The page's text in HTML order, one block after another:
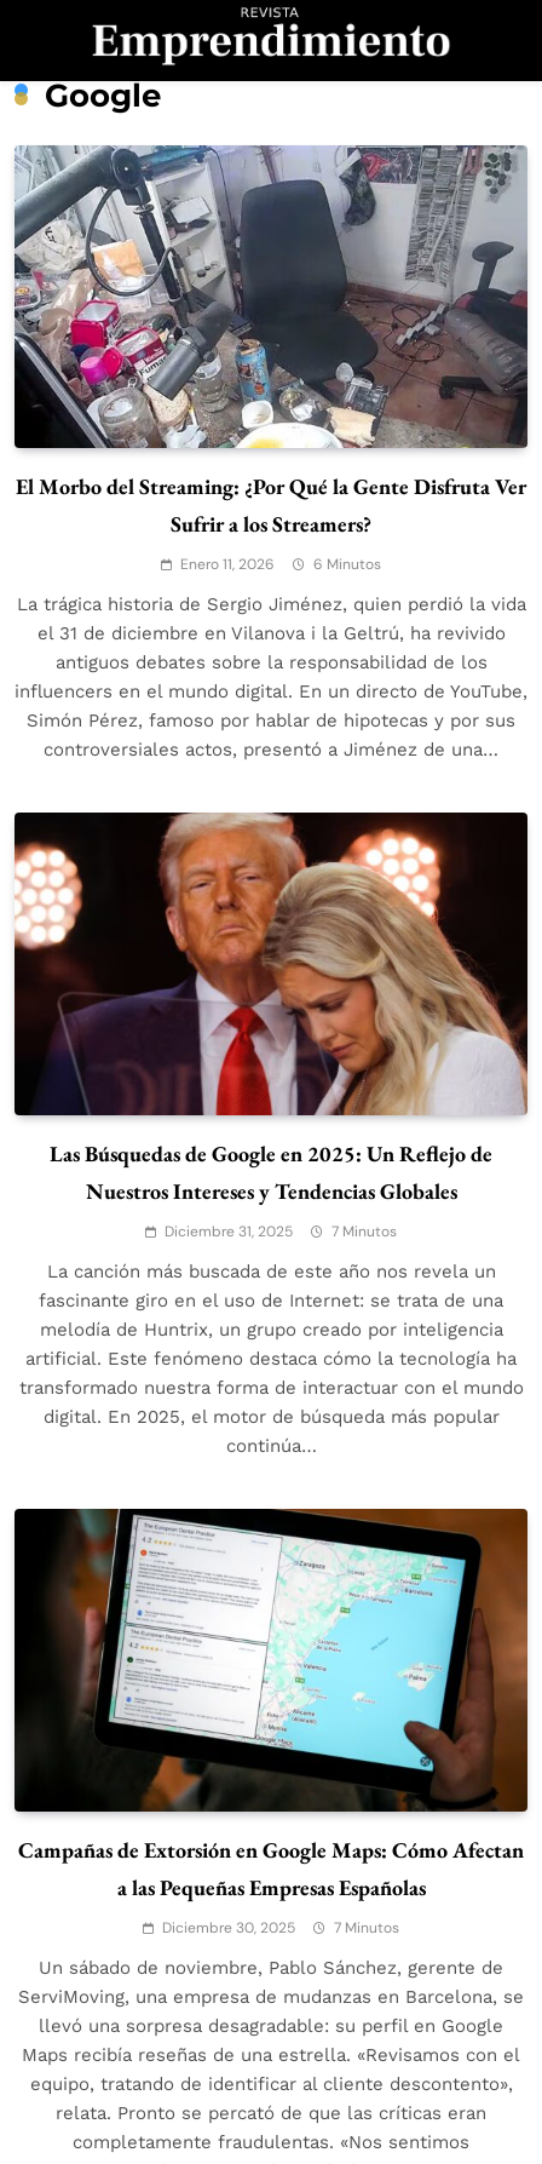
Revista
Emprendimiento
Google
El Morbo del Streaming: ¿Por Qué la Gente Disfruta Ver
Sufrir a los Streamers?
Enero 11, 2026 6 Minutos
La trágica historia de Sergio Jiménez, quien perdió la vida
el 31 de diciembre en Vilanova i la Geltrú, ha revivido
antiguos debates sobre la responsabilidad de los
influencers en el mundo digital. En un directo de YouTube,
Simón Pérez, famoso por hablar de hipotecas y por sus
controversiales actos, presentó a Jiménez de una…
Las Búsquedas de Google en 2025: Un Reflejo de
Nuestros Intereses y Tendencias Globales
Diciembre 31, 2025 7 Minutos
La canción más buscada de este año nos revela un
fascinante giro en el uso de Internet: se trata de una
melodía de Huntrix, un grupo creado por inteligencia
artificial. Este fenómeno destaca cómo la tecnología ha
transformado nuestra forma de interactuar con el mundo
digital. En 2025, el motor de búsqueda más popular
continúa…
Campañas de Extorsión en Google Maps: Cómo Afectan
a las Pequeñas Empresas Españolas
Diciembre 30, 2025 7 Minutos
Un sábado de noviembre, Pablo Sánchez, gerente de
ServiMoving, una empresa de mudanzas en Barcelona, se
llevó una sorpresa desagradable: su perfil en Google
Maps recibía reseñas de una estrella. «Revisamos con el
equipo, tratando de identificar al cliente descontento»,
relata. Pronto se percató de que las críticas eran
completamente fraudulentas. «Nos sentimos